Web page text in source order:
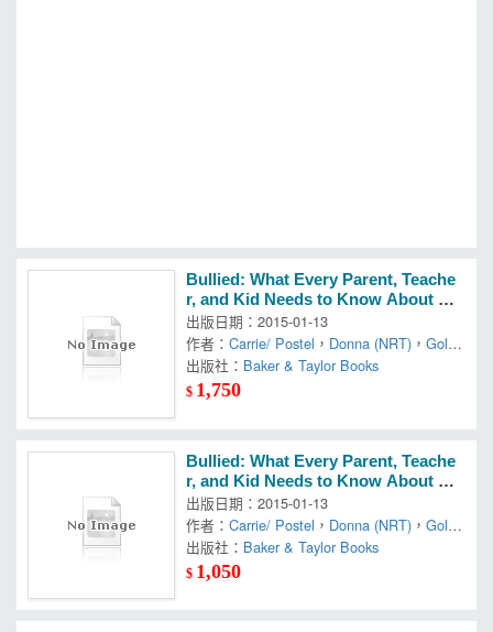
Bullied: What Every Parent, Teache
r, and Kid Needs to Know About En
ding the Cycle of Fear
出版日期：2015-01-13
作者：Carrie/ Postel ， Donna (NRT) ，Gold
man
出版社： Baker & Taylor Books
$ 1,750
Bullied: What Every Parent, Teache
r, and Kid Needs to Know About En
ding the Cycle of Fear
出版日期：2015-01-13
作者：Carrie/ Postel ， Donna (NRT) ，Gold
man
出版社： Baker & Taylor Books
$ 1,050